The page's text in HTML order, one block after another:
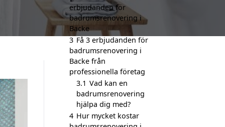
erbjudanden för
badrumsrenovering i
Backe
3 Få 3 erbjudanden för
badrumsrenovering i
Backe från
professionella företag
3.1 Vad kan en
badrumsrenovering
hjälpa dig med?
4 Hur mycket kostar